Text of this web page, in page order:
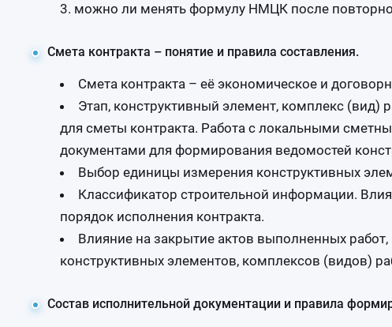
можно ли менять формулу НМЦК после
Смета контракта – понятие и правила составления.
Смета контракта – её экономическое и
Этап, конструктивный элемент, комплекс (вид)
для сметы контракта. Работа с локальными
документами для формирования ведомостей
Выбор единицы измерения конструктивных
Классификатор строительной информации.
порядок исполнения контракта.
Влияние на закрытие актов выполненных
конструктивных элементов, комплексов (видов)
Состав исполнительной документации и правила